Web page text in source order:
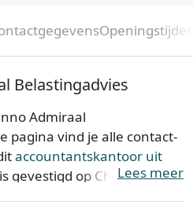
Belastingadvies
Admiraal
pagina vind je alle contact-
accountantskantoor uit
gevestigd op Charlotte
Lees meer